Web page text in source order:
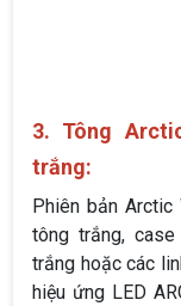
3. Tông
trắng:
Phiên bản
tông trắng,
trắng hoặc các
hiệu ứng LED